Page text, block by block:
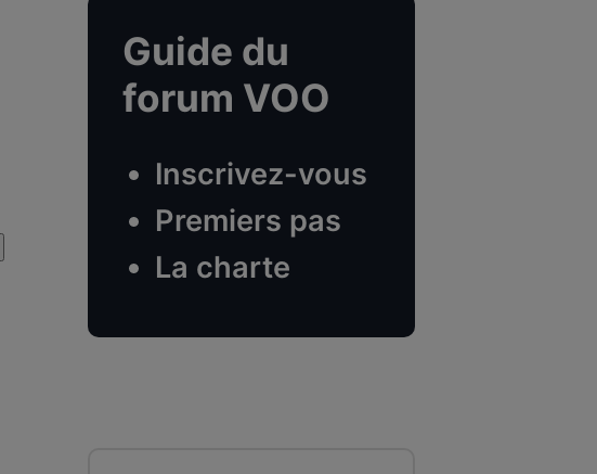
Guide du
forum VOO
Inscrivez-vous
Premiers pas
La charte